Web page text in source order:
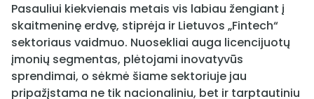
Pasauliui kiekvienais metais vis labiau žengiant į
skaitmeninę erdvę, stiprėja ir Lietuvos „Fintech“
sektoriaus vaidmuo. Nuosekliai auga licencijuotų
įmonių segmentas, plėtojami inovatyvūs
sprendimai, o sėkmė šiame sektoriuje jau
pripažįstama ne tik nacionaliniu, bet ir tarptautiniu